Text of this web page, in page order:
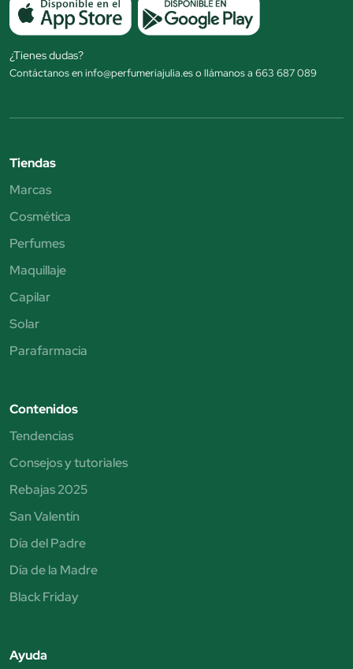
¿Tienes dudas?
Contáctanos en info@perfumeriajulia.es o llámanos a 663 687 089
Tiendas
Marcas
Cosmética
Perfumes
Maquillaje
Capilar
Solar
Parafarmacia
Contenidos
Tendencias
Consejos y tutoriales
Rebajas 2025
San Valentín
Día del Padre
Día de la Madre
Black Friday
Ayuda